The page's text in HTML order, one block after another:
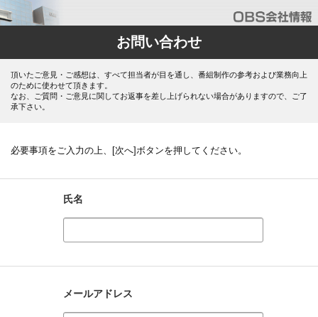
お問い合わせ
頂いたご意見・ご感想は、すべて担当者が目を通し、番組制作の参考および業務向上
のために使わせて頂きます。
なお、ご質問・ご意見に関してお返事を差し上げられない場合がありますので、ご了
承下さい。
必要事項をご入力の上、[次へ]ボタンを押してください。
氏名
メールアドレス